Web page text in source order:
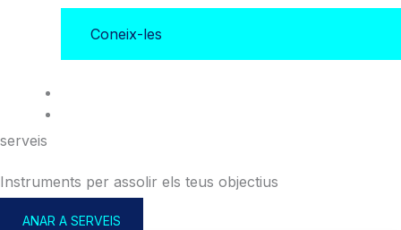
Coneix-les
serveis
Instruments per assolir els teus objectius
ANAR A SERVEIS